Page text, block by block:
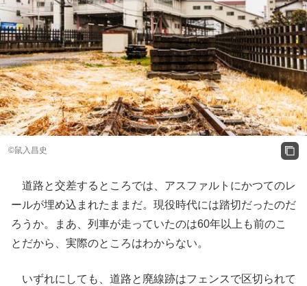
©鼠入昌史
道路と交差するところでは、アスファルトにかつてのレ
ールが埋め込まれたままだ。現役時代には踏切だったのだ
ろうか。まあ、列車が走っていたのは60年以上も前のこ
とだから、実際のところはわからない。
いずれにしても、道路と廃線跡はフェンスで区切られて